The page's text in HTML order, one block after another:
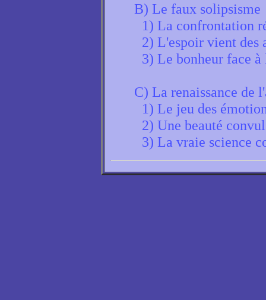
B) Le faux solipsisme
1) La confrontation
2) L'espoir vient des
3) Le bonheur face
C) La renaissance de
1) Le jeu des
2) Une beauté
3) La vraie science